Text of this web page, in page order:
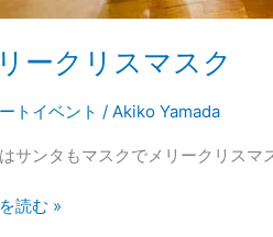
ークリスマスク
トイベント / Akiko Yamada
サンタもマスクでメリークリス
読む »